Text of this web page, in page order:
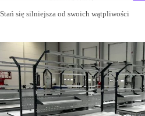
Stań się silniejsza od swoich wątpliwości